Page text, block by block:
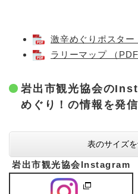
激辛めぐりポスター
ラリーマップ （
岩出市観光協会の
めぐり！の情報を発
表のサイズ
岩出市観光協会Instagram